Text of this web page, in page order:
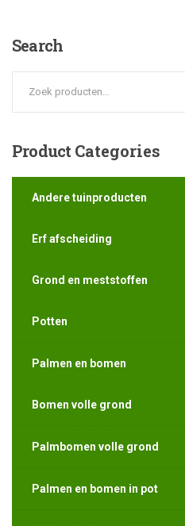
Search
Product Categories
Andere tuinproducten
Erf afscheiding
Grond en meststoffen
Potten
Palmen en bomen
Bomen volle grond
Palmbomen volle grond
Palmen en bomen in pot